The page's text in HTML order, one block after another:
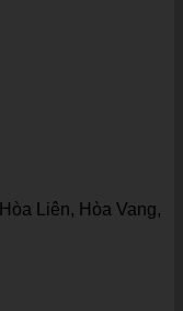
Liên, Hòa Vang,